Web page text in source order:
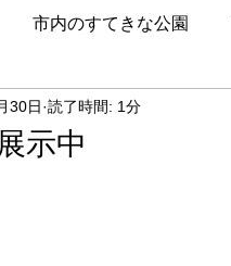
市内のすてきな公園
過去の記事
示中
30日 読了時間: 1分